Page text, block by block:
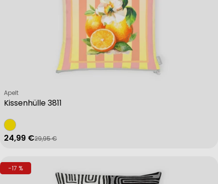
Kissenhülle 3811
Verkäufer:
Apelt
Verkaufspreis
24,99 €
Regulärer Preis
29,95 €
-17 %